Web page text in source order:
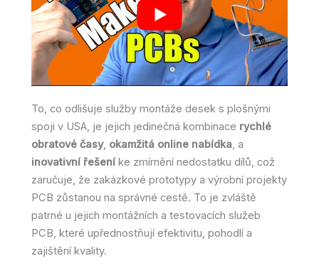
To, co odlišuje služby montáže desek s plošnými
spoji v USA, je jejich jedinečná kombinace rychlé
obratové časy, okamžitá online nabídka, a
inovativní řešeníke zmírnění nedostatku dílů, což
zaručuje, že zakázkové prototypy a výrobní projekty
PCB zůstanou na správné cestě. To je zvláště
patrné u jejich montážních a testovacích služeb
PCB, které upřednostňují efektivitu, pohodlí a
zajištění kvality.